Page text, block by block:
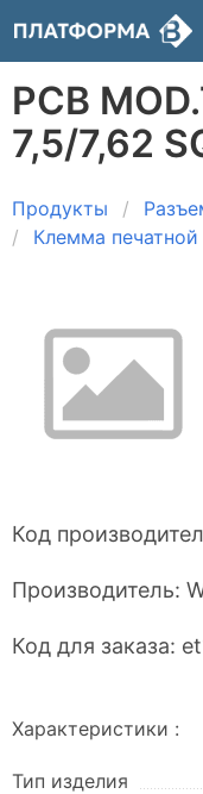
PCB
7,5/7,62
Продукты
Клемма печатной
Код
Производитель:
Код для заказа:
Характеристики :
Тип изделия